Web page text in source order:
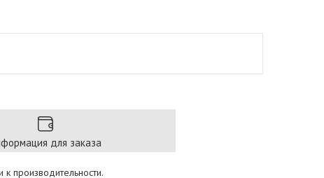
для заказа
производительности.